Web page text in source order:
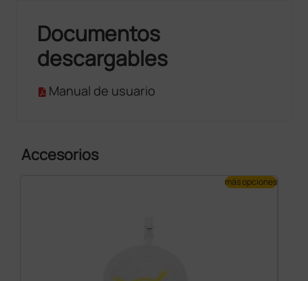
Documentos
descargables
Manual de usuario
Accesorios
más opciones